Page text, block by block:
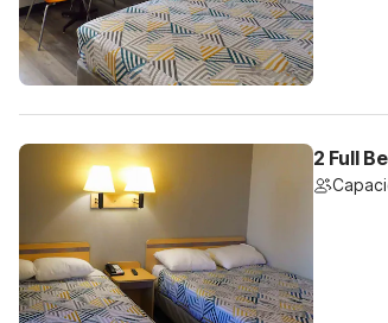
2 Full